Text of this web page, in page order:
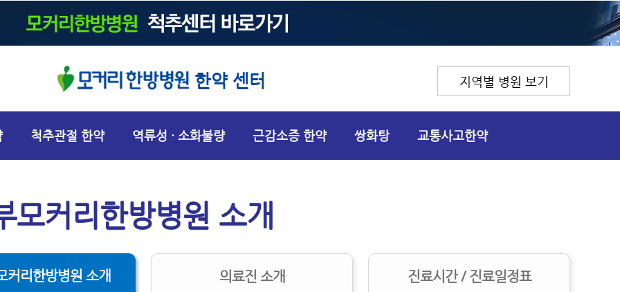
한약 센터 지역별 병원 보기
척추관절 한약 역류성 · 소화불량 근감소증 한약 쌍화탕 교통사고한약
모커리한방병원 소개
커리한방병원 소개 의료진 소개 진료시간 / 진료일정표